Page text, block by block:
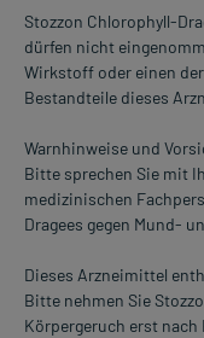
Stozzon Chlorophyll-
dürfen nicht
Wirkstoff oder einen
Bestandteile dieses
Warnhinweise und
Bitte sprechen Sie mit
medizinischen
Dragees gegen Mund-
Dieses Arzneimittel
Bitte nehmen Sie
Körpergeruch erst